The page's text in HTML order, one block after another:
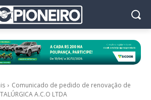
Comunicado de pedido de renovação de
A.C.O LTDA